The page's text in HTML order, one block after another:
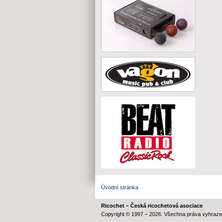
Úvodní stránka
Ricochet – Česká ricochetová asociace
Copyright © 1997 – 2026. Všechna práva